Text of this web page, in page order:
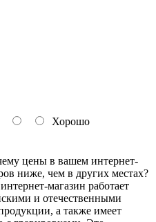
Хорошо
цены в вашем интернет-
ниже, чем в других местах?
магазин работает
и отечественными
а также имеет